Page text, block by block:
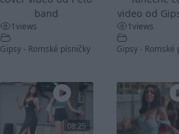
band
1views
Gipsy - Romské písničky
video od
1views
Gipsy - Romské
08:25